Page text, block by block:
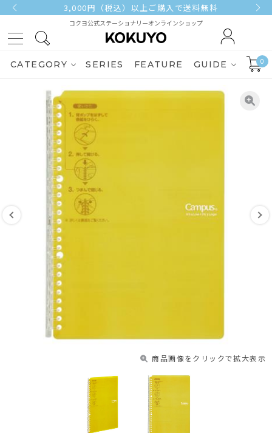
3,000円（税込）以上ご購入で送料無料
コクヨ公式ステーショナリーオンラインショップ
CATEGORY SERIES FEATURE GUIDE 0
商品画像をクリックで拡大表示